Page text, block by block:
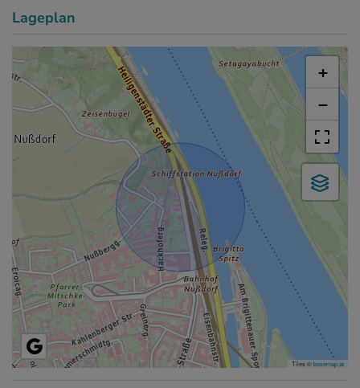
Lageplan
+
−
Tiles ©basemap.at